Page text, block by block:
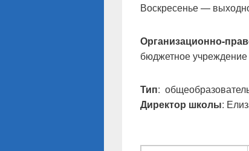
Воскресенье —
Организационно-
бюджетное учреждение
Тип:
Директор школы: